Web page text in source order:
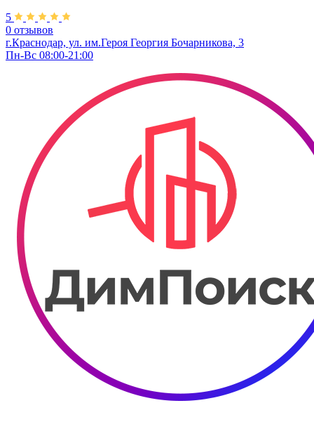
5
0 отзывов
г.Краснодар, ул. им.Героя Георгия Бочарникова, 3
Пн-Вс 08:00-21:00